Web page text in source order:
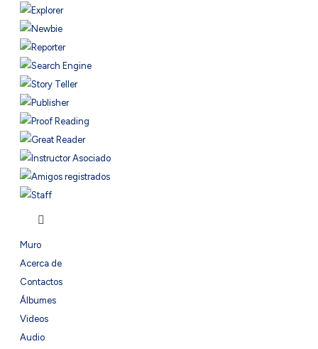
Muro
Acerca de
Contactos
Álbumes
Videos
Audio